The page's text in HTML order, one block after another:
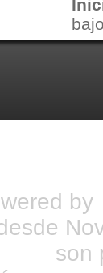
by
son